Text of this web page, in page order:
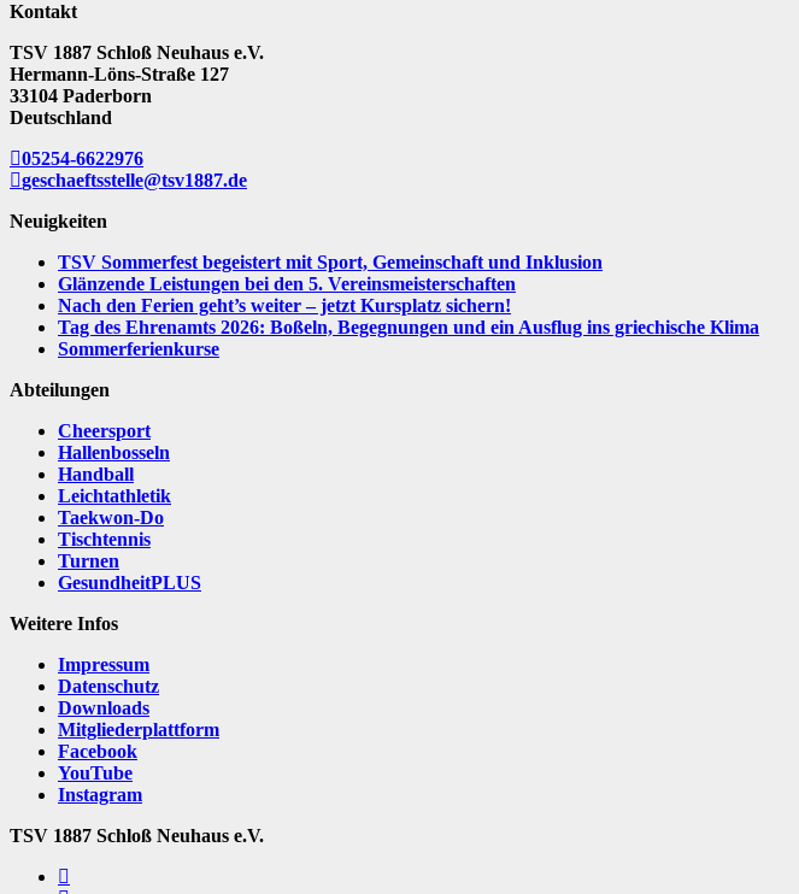
Kontakt
TSV 1887 Schloß Neuhaus e.V.
Hermann-Löns-Straße 127
33104 Paderborn
Deutschland
05254-6622976
geschaeftsstelle@tsv1887.de
Neuigkeiten
TSV Sommerfest begeistert mit Sport, Gemeinschaft und Inklusion
Glänzende Leistungen bei den 5. Vereinsmeisterschaften
Nach den Ferien geht’s weiter – jetzt Kursplatz sichern!
Tag des Ehrenamts 2026: Boßeln, Begegnungen und ein Ausflug ins griechische Klima
Sommerferienkurse
Abteilungen
Cheersport
Hallenbosseln
Handball
Leichtathletik
Taekwon-Do
Tischtennis
Turnen
GesundheitPLUS
Weitere Infos
Impressum
Datenschutz
Downloads
Mitgliederplattform
Facebook
YouTube
Instagram
TSV 1887 Schloß Neuhaus e.V.